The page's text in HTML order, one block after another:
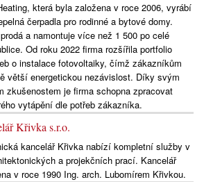
která byla založena v roce 2006, vyrábí
čerpadla pro rodinné a bytové domy.
a namontuje více než 1 500 po celé
Od roku 2022 firma rozšířila portfolio
o instalace fotovoltaiky, čímž zákazníkům
větší energetickou nezávislost. Díky svým
zkušenostem je firma schopna zpracovat
vytápění dle potřeb zákazníka.
Křivka s.r.o.
kancelář Křivka nabízí kompletní služby v
a projekčních prací. Kancelář
v roce 1990 Ing. arch. Lubomírem Křivkou.